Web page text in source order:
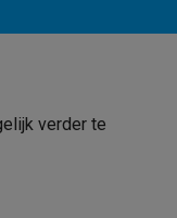
verder te